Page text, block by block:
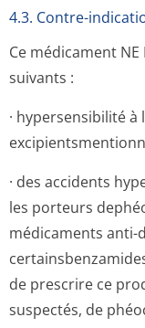
4.3. Contre-
Ce médicament NE
suivants :
· hypersensibilité à
· des accidents
les porteurs
médicaments
de prescrire ce
suspectés, de